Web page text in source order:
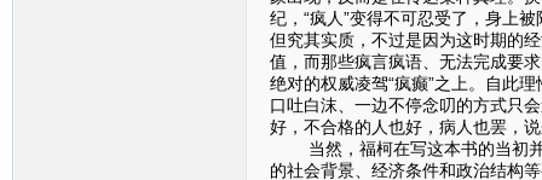
纪，“疯人”变得不可忍受了，身上
但究其实质，不过是因为这时期的
值，而那些疯言疯语、无法完成要
绝对的权威凌驾“疯癫”之上。自此
口吐白沫、一边不停念叨的方式只
好，不合格的人也好，病人也罢，
当然，福柯在写这本书的当初并
的社会背景、经济条件和政治结构